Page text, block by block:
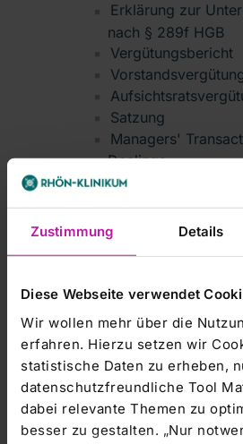
Zustimmung Details
Diese Webseite verwendet
Wir wollen mehr über die
erfahren. Hierzu setzen wir
statistische Daten zu erheben,
datenschutzfreundliche Tool
dabei relevante Themen zu
besser zu gestalten. „Nur
Erklärung zur
nach § 289f HGB
Vergütungsbericht
Satzung
Managers'
Dealings
Archiv - Jährliches
Jährliches
Jährliches
Jährliches
Jährliches
Finanzkalender
Hauptversammlung
Aktuelle
Archiv